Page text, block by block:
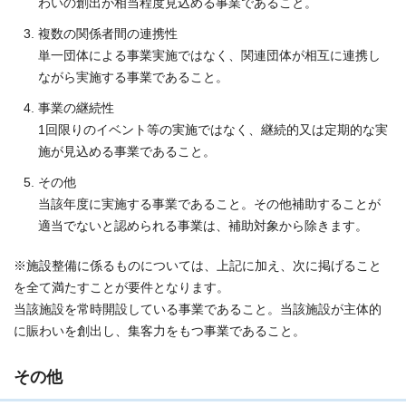
わいの創出が相当程度見込める事業であること。
複数の関係者間の連携性
単一団体による事業実施ではなく、関連団体が相互に連携し
ながら実施する事業であること。
事業の継続性
1回限りのイベント等の実施ではなく、継続的又は定期的な実
施が見込める事業であること。
その他
当該年度に実施する事業であること。その他補助することが
適当でないと認められる事業は、補助対象から除きます。
※施設整備に係るものについては、上記に加え、次に掲げること
を全て満たすことが要件となります。
当該施設を常時開設している事業であること。当該施設が主体的
に賑わいを創出し、集客力をもつ事業であること。
その他